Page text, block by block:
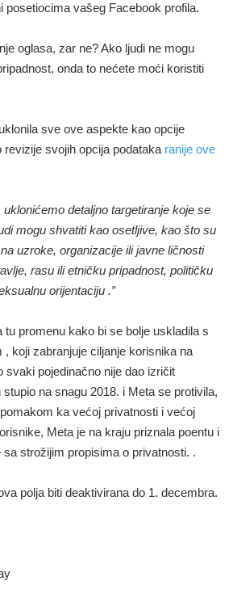
posetiocima vašeg Facebook profila.
oglasa, zar ne? Ako ljudi ne mogu
onda to nećete moći koristiti
sve ove aspekte kao opcije
revizije svojih opcija podataka ranije ove
uklonićemo detaljno targetiranje koje se
mogu shvatiti kao osetljive, kao što su
uzroke, organizacije ili javne ličnosti
rasu ili etničku pripadnost, političku
orijentaciju .”
tu promenu kako bi se bolje uskladila s
, koji zabranjuje ciljanje korisnika na
svaki pojedinačno nije dao izričit
na snagu 2018. i Meta se protivila,
ka većoj privatnosti i većoj
Meta je na kraju priznala poentu i
strožijim propisima o privatnosti. .
polja biti deaktivirana do 1. decembra.